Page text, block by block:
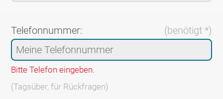
Telefonnummer: (benötigt *)
Bitte Telefon eingeben.
(Tagsüber, für Rückfragen)